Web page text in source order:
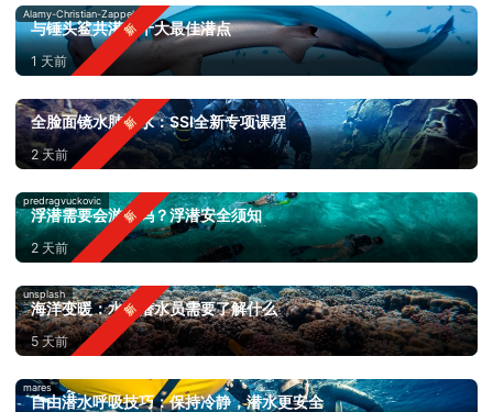
Alamy-Christian-Zappel
与锤头鲨共潜：十大最佳潜点
1 天前
全脸面镜水肺潜水：SSI全新专项课程
2 天前
predragvuckovic
浮潜需要会游泳吗？浮潜安全须知
2 天前
unsplash
海洋变暖：水肺潜水员需要了解什么
5 天前
mares
自由潜水呼吸技巧：保持冷静，潜水更安全